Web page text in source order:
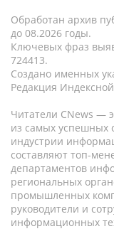
Обработан архив
до 08.2026 годы.
Ключевых фраз
724413.
Создано именных
Редакция
Читатели CNews —
из самых успешных
индустрии
составляют топ-
департаментов
региональных
промышленных
руководители и
информационных